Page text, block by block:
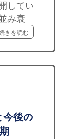
してい
み衰
きを読む
今後の